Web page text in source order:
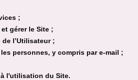
;
gérer le Site ;
l’Utilisateur ;
personnes, y compris par e-mail ;
l'utilisation du Site.